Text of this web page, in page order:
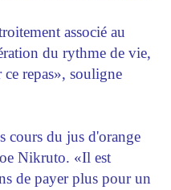
associé au
du rythme de vie,
ce repas», souligne
cours du jus d'orange
Nikruto. «Il est
de payer plus pour un